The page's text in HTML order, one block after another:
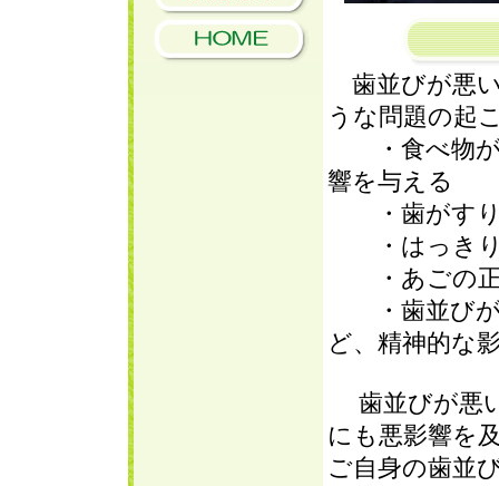
歯並びが悪
うな問題の起
・食べ物が
響を与える
・歯がすり
・はっきり
・あごの正
・歯並びが
ど、精神的な
歯並びが悪
にも悪影響を
ご自身の歯並